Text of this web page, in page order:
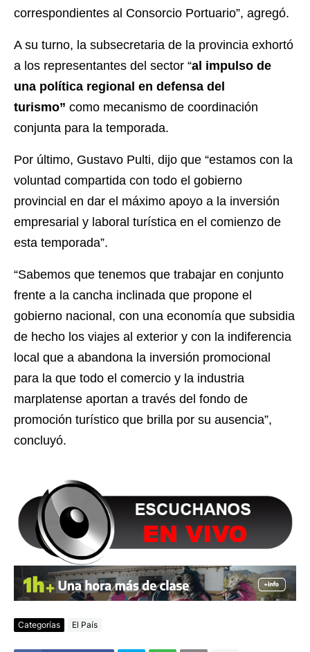
correspondientes al Consorcio Portuario”, agregó.
A su turno, la subsecretaria de la provincia exhortó
a los representantes del sector “al impulso de
una política regional en defensa del
turismo” como mecanismo de coordinación
conjunta para la temporada.
Por último, Gustavo Pulti, dijo que “estamos con la
voluntad compartida con todo el gobierno
provincial en dar el máximo apoyo a la inversión
empresarial y laboral turística en el comienzo de
esta temporada”.
“Sabemos que tenemos que trabajar en conjunto
frente a la cancha inclinada que propone el
gobierno nacional, con una economía que subsidia
de hecho los viajes al exterior y con la indiferencia
local que a abandona la inversión promocional
para la que todo el comercio y la industria
marplatense aportan a través del fondo de
promoción turístico que brilla por su ausencia”,
concluyó.
Categorías El País